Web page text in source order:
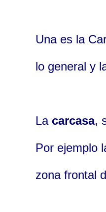
Una es la
lo general y
La carcasa,
Por ejemplo
zona frontal